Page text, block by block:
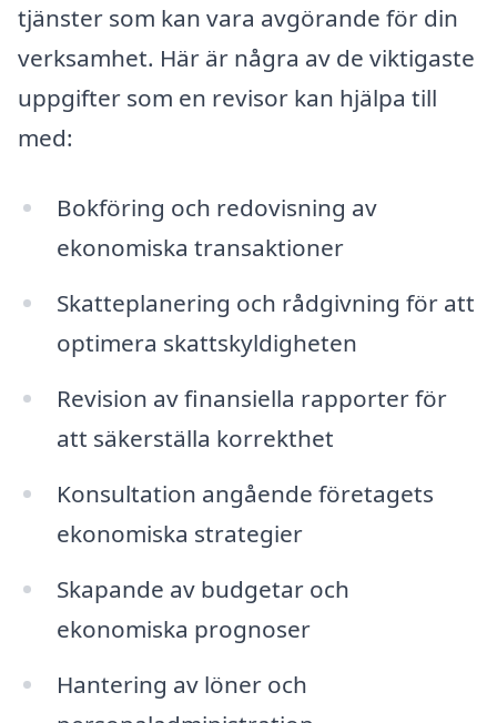
tjänster som kan vara avgörande för din
verksamhet. Här är några av de viktigaste
uppgifter som en revisor kan hjälpa till
med:
Bokföring och redovisning av
ekonomiska transaktioner
Skatteplanering och rådgivning för att
optimera skattskyldigheten
Revision av finansiella rapporter för
att säkerställa korrekthet
Konsultation angående företagets
ekonomiska strategier
Skapande av budgetar och
ekonomiska prognoser
Hantering av löner och